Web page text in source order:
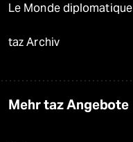
Le Monde diplomatique
taz Archiv
Mehr taz Angebote